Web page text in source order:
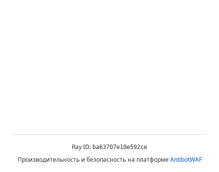
Ray ID: ba63707e10e592ce
Производительность и безопасность на платформеAntibotWAF